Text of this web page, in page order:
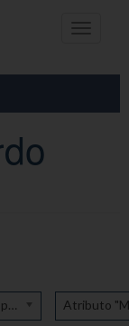
Toggle
Categorias de produto